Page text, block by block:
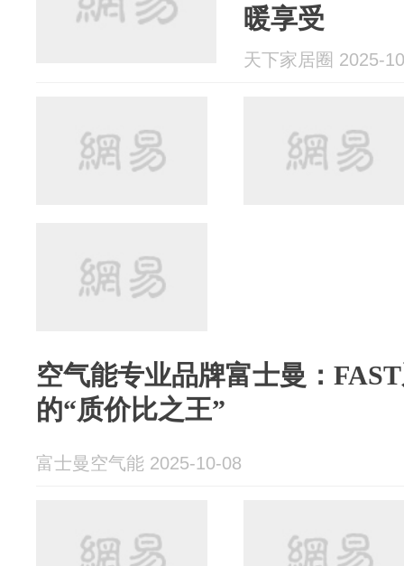
暖享受
天下家居圈 2025-
空气能专业品牌富士曼：
的“质价比之王”
富士曼空气能 2025-10-08